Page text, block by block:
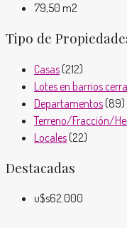
79,50 m2
Tipo de
Casas(212)
Lotes en barrios
Departamentos(89)
Terreno/Fracción/
Locales(22)
Destacadas
u$s62.000